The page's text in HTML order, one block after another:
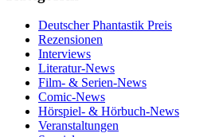
Deutscher Phantastik Preis
Rezensionen
Interviews
Literatur-News
Film- & Serien-News
Comic-News
Hörspiel- & Hörbuch-News
Veranstaltungen